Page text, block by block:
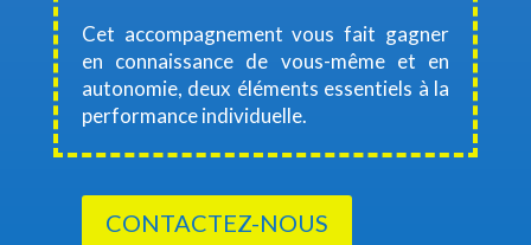
Cet accompagnement vous fait gagner
en connaissance de vous-même et en
autonomie, deux éléments essentiels à la
performance individuelle.
CONTACTEZ-NOUS